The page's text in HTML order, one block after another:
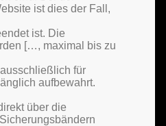
ist dies der Fall,
ist. Die
[…, maximal bis zu
für
aufbewahrt.
über die